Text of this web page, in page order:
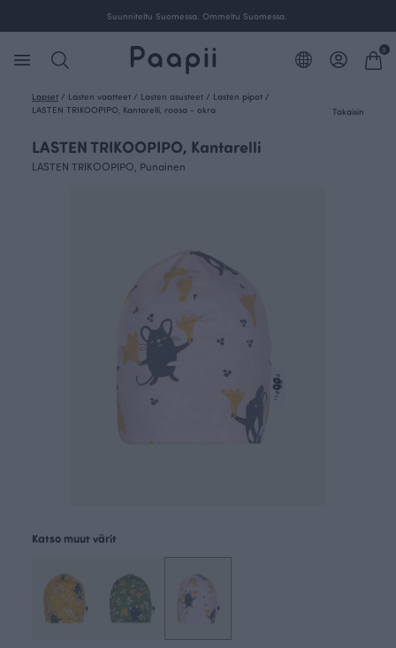
Suunniteltu Suomessa. Ommeltu Suomessa.
0
Lapset / Lasten vaatteet / Lasten asusteet / Lasten pipot /
LASTEN TRIKOOPIPO, Kantarelli, roosa - okra
Takaisin
LASTEN TRIKOOPIPO, Kantarelli
LASTEN TRIKOOPIPO, Punainen
Katso muut värit